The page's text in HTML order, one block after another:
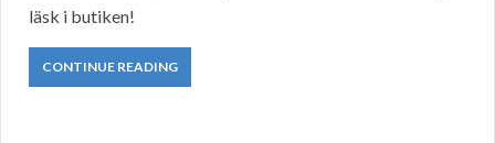
läsk i butiken!
CONTINUE READING